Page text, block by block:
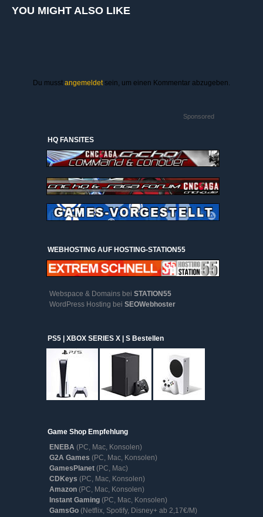
YOU MIGHT ALSO LIKE
Du musst angemeldetsein, um einen Kommentar abzugeben.
Sponsored
HQ FANSITES
WEBHOSTING AUF HOSTING-STATION55
Webspace & Domains bei STATION55
WordPress Hosting bei SEOWebhoster
PS5 | XBOX SERIES X | S Bestellen
Game Shop Empfehlung
ENEBA (PC, Mac, Konsolen)
G2A Games (PC, Mac, Konsolen)
GamesPlanet (PC, Mac)
CDKeys (PC, Mac, Konsolen)
Amazon (PC, Mac, Konsolen)
Instant Gaming (PC, Mac, Konsolen)
GamsGo (Netflix, Spotify, Disney+ ab 2,17€/M)